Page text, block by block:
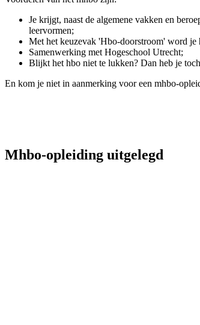
Je krijgt, naast de algemene vakken en
leervormen;
Met het keuzevak 'Hbo-doorstroom' word je
Samenwerking met Hogeschool Utrecht;
Blijkt het hbo niet te lukken? Dan heb je
En kom je niet in aanmerking voor een mhbo-
Mhbo-opleiding uitgelegd